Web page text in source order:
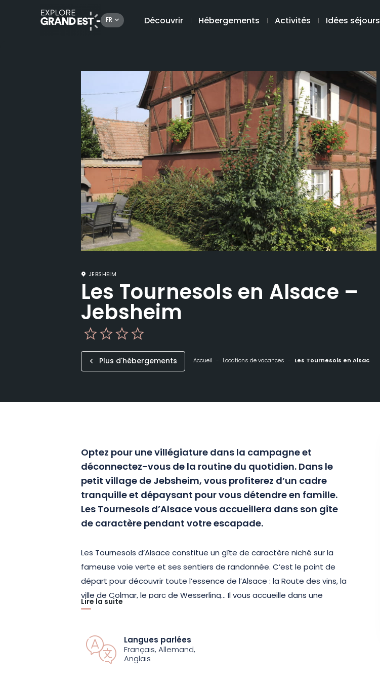
FR Découvrir Hébergements Activités Idées séjours
JEBSHEIM
Les Tournesols en Alsace –
Jebsheim
Plus d'hébergements Accueil Locations de vacances Les Tournesols en Alsace - Jebsheim
Optez pour une villégiature dans la campagne et
déconnectez-vous de la routine du quotidien. Dans le
petit village de Jebsheim, vous profiterez d’un cadre
tranquille et dépaysant pour vous détendre en famille.
Les Tournesols d’Alsace vous accueillera dans son gîte
de caractère pendant votre escapade.
Les Tournesols d’Alsace constitue un gîte de caractère niché sur la
fameuse voie verte et ses sentiers de randonnée. C’est le point de
départ pour découvrir toute l’essence de l’Alsace : la Route des vins, la
ville de Colmar, le parc de Wesserling… Il vous accueille dans une
authentique demeure à colombages du 18e siècle. Derrière ses portes
travaillé. Vous profiterez d’un séjour de qualité.
Pouvant accueillir jusqu’à 7 personnes, Les Tournesols d’Alsace serait
Lire la suite
Langues parlées
Français, Allemand,
Anglais